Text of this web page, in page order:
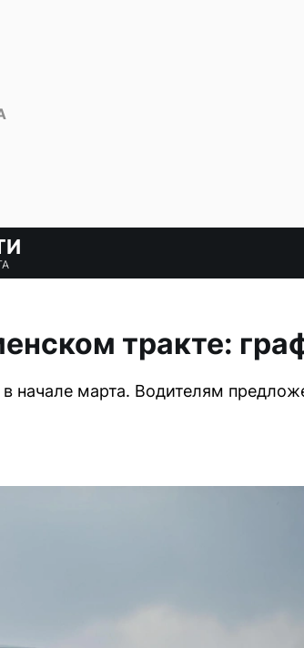
тракте:
начале марта. Водителям